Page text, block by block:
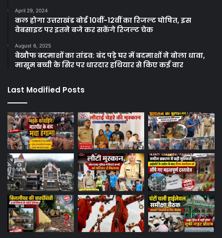
April 29, 2024
कल होगा उत्तराखंड बोर्ड 10वीं-12वीं का रिजल्ट घोषित, इस
वेबसाइट पर इतने बजे कर सकेंगे रिजल्ट चेक
August 6, 2025
बेखौफ बदमाशों का तांडव: बंद पड़े घर में बदमाशों ने बोला धावा,
मासूम बच्ची के सिर पर धारदार हथियार से किए कई वार
Last Modified Posts